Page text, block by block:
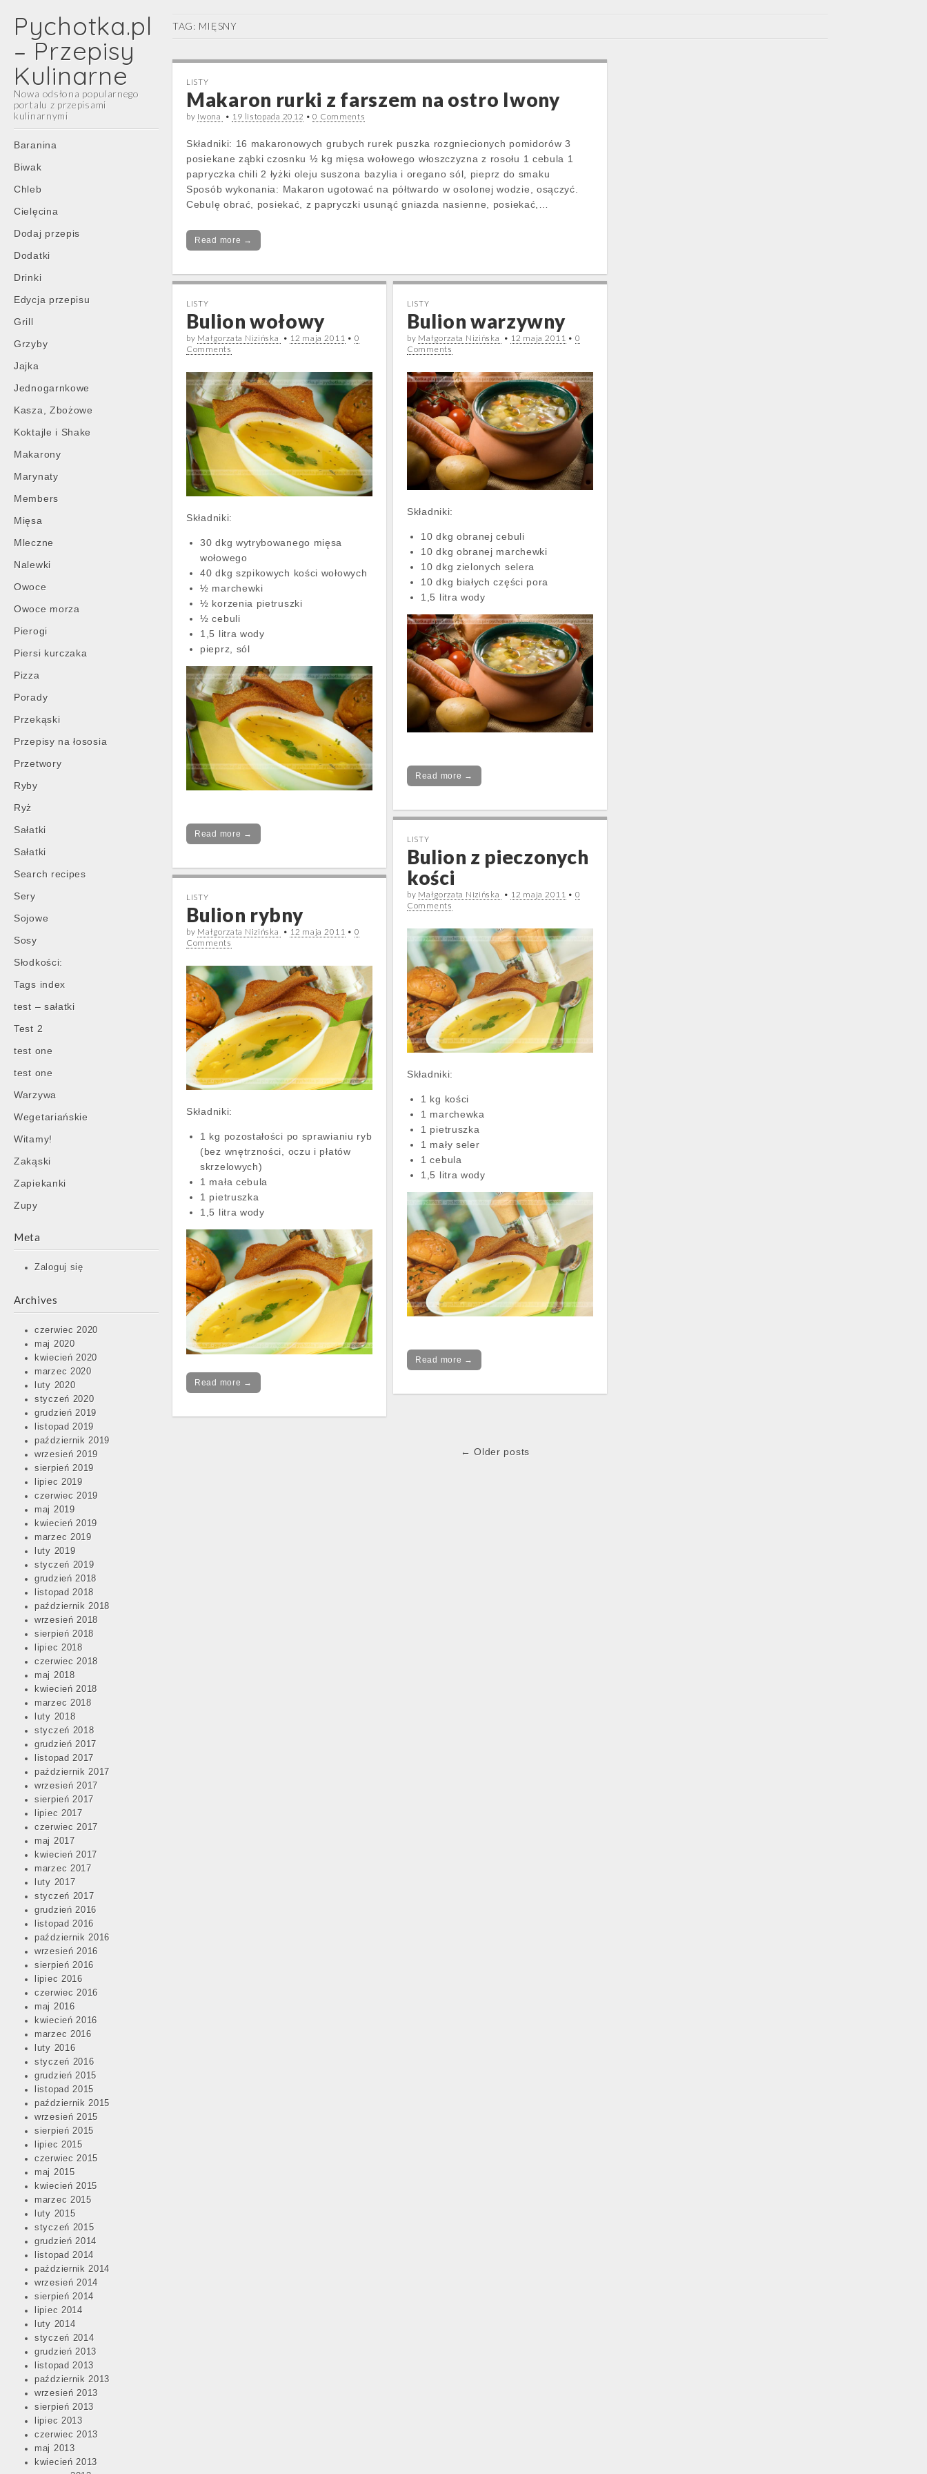
Pychotka.pl
– Przepisy
Kulinarne
Nowa odsłona popularnego
portalu z przepisami
kulinarnymi
Main
menu
Skip
content
Baranina
Biwak
Chleb
Cielęcina
Dodaj przepis
Dodatki
Drinki
Edycja przepisu
Grill
Grzyby
Jajka
Jednogarnkowe
Kasza, Zbożowe
Koktajle i Shake
Makarony
Marynaty
Members
Mięsa
Mleczne
Nalewki
Owoce
Owoce morza
Pierogi
Piersi kurczaka
Pizza
Porady
Przekąski
Przepisy na łososia
Przetwory
Ryby
Ryż
Sałatki
Sałatki
Search recipes
Sery
Sojowe
Sosy
Słodkości:
Tags index
test – sałatki
Test 2
test one
test one
Warzywa
Wegetariańskie
Witamy!
Zakąski
Zapiekanki
Zupy
Meta
Zaloguj się
Archives
czerwiec 2020
maj 2020
kwiecień 2020
marzec 2020
luty 2020
styczeń 2020
grudzień 2019
listopad 2019
październik 2019
wrzesień 2019
sierpień 2019
lipiec 2019
czerwiec 2019
maj 2019
kwiecień 2019
marzec 2019
luty 2019
styczeń 2019
grudzień 2018
listopad 2018
październik 2018
wrzesień 2018
sierpień 2018
lipiec 2018
czerwiec 2018
maj 2018
kwiecień 2018
marzec 2018
luty 2018
styczeń 2018
grudzień 2017
listopad 2017
październik 2017
wrzesień 2017
sierpień 2017
lipiec 2017
czerwiec 2017
maj 2017
kwiecień 2017
marzec 2017
luty 2017
styczeń 2017
grudzień 2016
listopad 2016
październik 2016
wrzesień 2016
sierpień 2016
lipiec 2016
czerwiec 2016
maj 2016
kwiecień 2016
marzec 2016
luty 2016
styczeń 2016
grudzień 2015
listopad 2015
październik 2015
wrzesień 2015
sierpień 2015
lipiec 2015
czerwiec 2015
maj 2015
kwiecień 2015
marzec 2015
luty 2015
styczeń 2015
grudzień 2014
listopad 2014
październik 2014
wrzesień 2014
sierpień 2014
lipiec 2014
luty 2014
styczeń 2014
grudzień 2013
listopad 2013
październik 2013
wrzesień 2013
sierpień 2013
lipiec 2013
czerwiec 2013
maj 2013
kwiecień 2013
TAG: MIĘSNY
LISTY
Makaron rurki z farszem na ostro Iwony
by Iwona • 19 listopada 2012 •0 Comments
Składniki: 16 makaronowych grubych rurek puszka rozgniecionych pomidorów 3
posiekane ząbki czosnku ½ kg mięsa wołowego włoszczyzna z rosołu 1 cebula 1
papryczka chili 2 łyżki oleju suszona bazylia i oregano sól, pieprz do smaku
Sposób wykonania: Makaron ugotować na półtwardo w osolonej wodzie, osączyć.
Cebulę obrać, posiekać, z papryczki usunąć gniazda nasienne, posiekać,…
Read more →
LISTY
Bulion wołowy
by Małgorzata Nizińska • 12 maja 2011 • 0
Comments
Składniki:
30 dkg wytrybowanego mięsa
wołowego
40 dkg szpikowych kości wołowych
½ marchewki
½ korzenia pietruszki
½ cebuli
1,5 litra wody
pieprz, sól
Read more →
LISTY
Bulion warzywny
by Małgorzata Nizińska • 12 maja 2011 • 0
Comments
Składniki:
10 dkg obranej cebuli
10 dkg obranej marchewki
10 dkg zielonych selera
10 dkg białych części pora
1,5 litra wody
Read more →
LISTY
Bulion z pieczonych
kości
by Małgorzata Nizińska • 12 maja 2011 • 0
Comments
Składniki:
1 kg kości
1 marchewka
1 pietruszka
1 mały seler
1 cebula
1,5 litra wody
Read more →
LISTY
Bulion rybny
by Małgorzata Nizińska • 12 maja 2011 • 0
Comments
Składniki:
1 kg pozostałości po sprawianiu ryb
(bez wnętrzności, oczu i płatów
skrzelowych)
1 mała cebula
1 pietruszka
1,5 litra wody
Read more →
← Older posts